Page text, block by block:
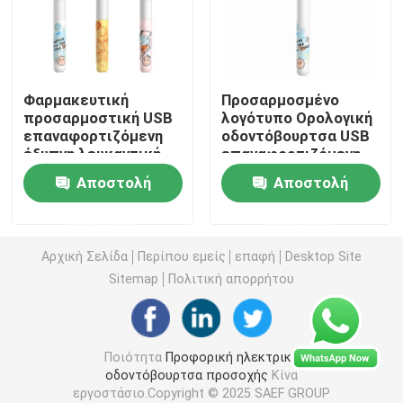
επανακαταλογηστέα ηλεκτρική οδοντόβουρτσα
Ενήλικη ηλεκτρική οδοντόβουρτσα
Ηλεκτρική οδοντόβουρτσα παιδιών
Έξυπνη ηλεκτρική οδοντόβουρτσα
Φαρμακευτική
προσαρμοστική USB
επαναφορτιζόμενη
έξυπνη λευκαντική
ηλεκτρική
οδοντόβουρτσα
σχεδιασμός για
Αποστολή
Προσαρμοσμένο
λογότυπο Ορολογική
οδοντόβουρτσα USB
επαναφορτιζόμενη
ηλεκτρική
οδοντόβουρτσα
Αποστολή
Αρχική Σελίδα Περίπου εμείς επαφή
Desktop Site
Sitemap
Πολιτική απορρήτου
Ποιότητα Προφορική ηλεκτρική
οδοντόβουρτσα προσοχής Κίνα
εργοστάσιο.Copyright © 2025 SAEF GROUP